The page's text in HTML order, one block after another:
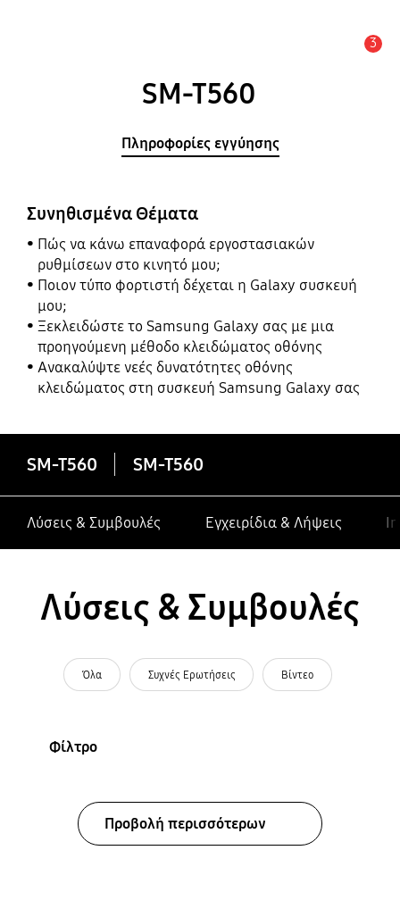
3
SM-T560
Πληροφορίες εγγύησης
Συνηθισμένα Θέματα
Πώς να κάνω επαναφορά εργοστασιακών
ρυθμίσεων στο κινητό μου;
Ποιον τύπο φορτιστή δέχεται η Galaxy συσκευή
μου;
Ξεκλειδώστε το Samsung Galaxy σας με μια
προηγούμενη μέθοδο κλειδώματος οθόνης
Ανακαλύψτε νεές δυνατότητες οθόνης
κλειδώματος στη συσκευή Samsung Galaxy σας
SM-T560 SM-T560
Λύσεις & Συμβουλές Εγχειρίδια & Λήψεις
Λύσεις & Συμβουλές
Όλα Συχνές Ερωτήσεις Βίντεο
Φίλτρο
Προβολή περισσότερων